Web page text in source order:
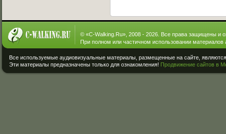
© «C-Walking.Ru», 2008 - 2026. Все права защищены и
При полном или частичном использовании материалов
Все используемые аудиовизуальные материалы, размещенные на сайте,
Эти материалы предназначены только для ознакомления! Продвижение сайтов в